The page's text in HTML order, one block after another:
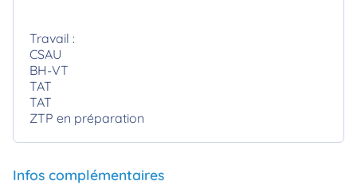
Travail :
CSAU
BH-VT
TAT
TAT
ZTP en préparation
Infos complémentaires